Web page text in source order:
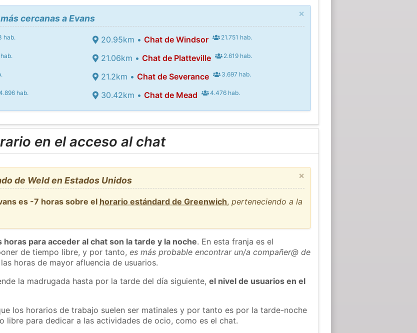
×
cercanas a Evans
hab.
hab.
20.95km •Chat de Windsor 21.751 hab.
21.06km •Chat de Platteville 2.619 hab.
21.2km •Chat de Severance 3.697 hab.
30.42km •Chat de Mead 4.476 hab.
en el acceso al chat
×
de Weld en Estados Unidos
es -7 horas sobre el horario estándard de Greenwich,perteneciendo a la
horas para acceder al chat son la tarde y la noche. En esta franja es el
de tiempo libre, y por tanto,es más probable encontrar un/a compañer@ de
horas de mayor afluencia de usuarios.
la madrugada hasta por la tarde del día siguiente,el nivel de usuarios en el
los horarios de trabajo suelen ser matinales y por tanto es por la tarde-noche
libre para dedicar a las actividades de ocio, como es el chat.